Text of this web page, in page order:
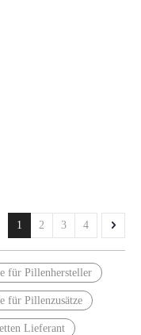
1 2 3 4
für Pillenhersteller
für Pillenzusätze
Lieferant